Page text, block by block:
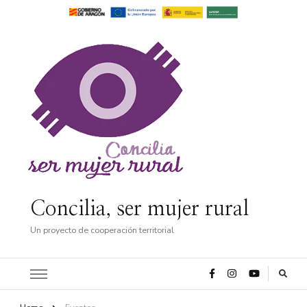
Concilia, ser mujer rural
Un proyecto de cooperación territorial